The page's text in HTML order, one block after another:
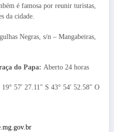
é famosa por reunir turistas,
da cidade.
Negras, s/n – Mangabeiras,
do Papa: Aberto 24 horas
19° 57′ 27.11″ S 43° 54′ 52.58″ O